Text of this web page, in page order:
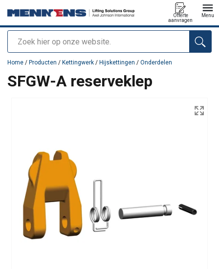
Zoeken
Offerte
aanvragen
Menu
toegevoegd aan uw offerte
Home / Producten / Kettingwerk / Hijskettingen / Onderdelen
SFGW-A reserveklep